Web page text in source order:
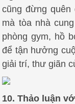
cũng đừng quên
mà tòa nhà
phòng gym, hồ
để tận hưởng
giải trí, thư giãn
10. Thảo luận